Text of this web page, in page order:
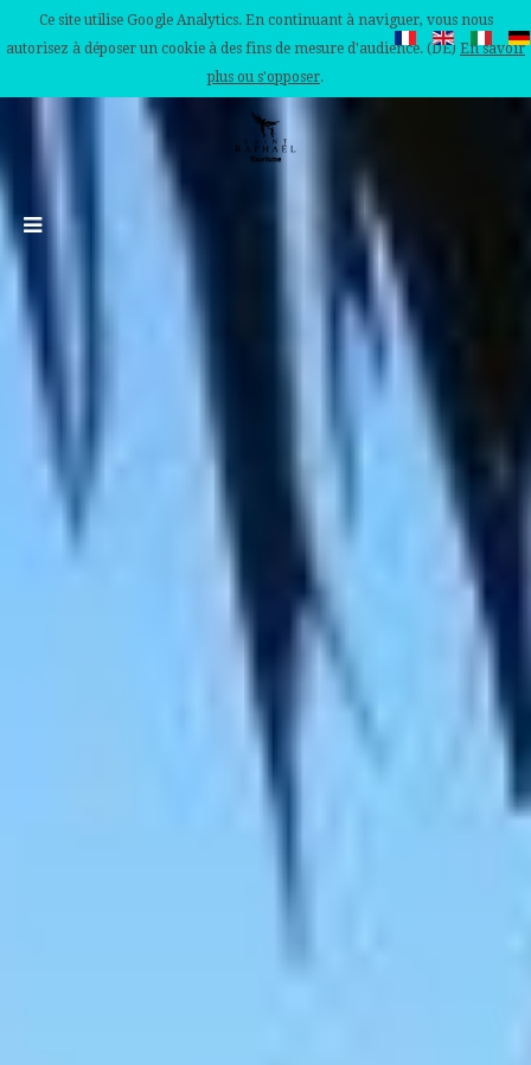
Ce site utilise Google Analytics. En continuant à naviguer, vous nous
autorisez à déposer un cookie à des fins de mesure d'audience. (DE) En savoir
plus ou s'opposer.